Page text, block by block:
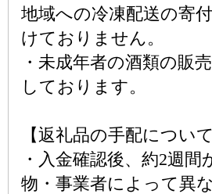
地域への冷凍配送の寄
けておりません。
・未成年者の酒類の販
しております。
【返礼品の手配について
・入金確認後、約2週間
物・事業者によって異